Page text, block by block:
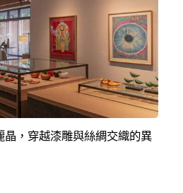
，穿越漆雕與絲綢交織的異